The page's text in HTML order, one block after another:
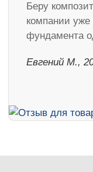
Беру
компании уже
фундамента
​Евгений М.,